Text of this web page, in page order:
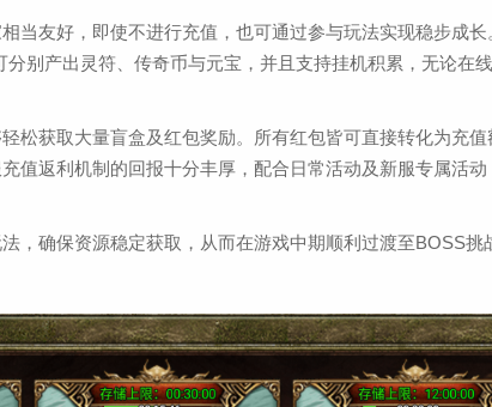
当友好，即使不进行充值，也可通过参与玩法实现稳步成长
别产出灵符、传奇币与元宝，并且支持挂机积累，无论在
松获取大量盲盒及红包奖励。所有红包皆可直接转化为充
值返利机制的回报十分丰厚，配合日常活动及新服专属活
，确保资源稳定获取，从而在游戏中期顺利过渡至BOSS挑